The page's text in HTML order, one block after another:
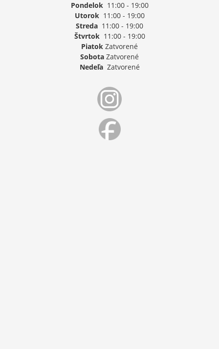
Pondelok11:00 - 19:00
Utorok11:00 - 19:00
Streda 11:00 - 19:00
Štvrtok11:00 - 19:00
Piatok Zatvorené
Sobota Zatvorené
NedeľaZatvorené